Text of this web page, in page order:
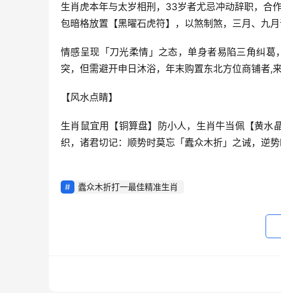
生肖虎本年与太岁相刑，33岁者尤忌冲动辞职，合
包暗格放置【黑曜石虎符】，以煞制煞，三月、九
情感呈现「刀光柔情」之态，单身者易陷三角纠
突，但需避开申日沐浴，年末购置东北方位商铺者,
【风水点睛】
生肖鼠宜用【铜算盘】防小人，生肖牛当佩【黄
织，诸君切记：顺势时莫忘「蠹众木折」之诫，逆势
蠹众木折打一最佳精准生肖